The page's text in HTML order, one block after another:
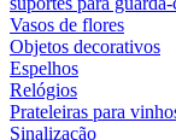
Vasos de flores
Objetos decorativos
Espelhos
Relógios
Prateleiras para
Sinalização